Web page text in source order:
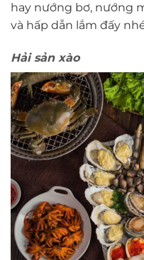
hay nướng bơ, nướng
và hấp dẫn lắm đấy
Hải sản xào